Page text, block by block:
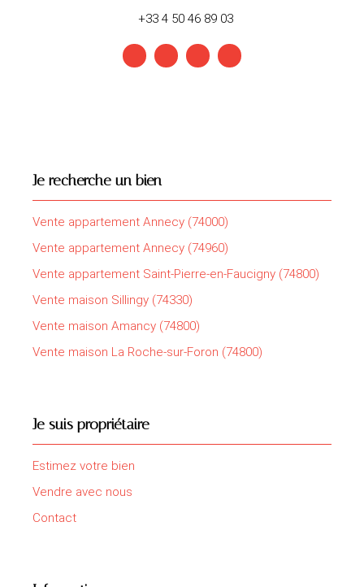
+33 4 50 46 89 03
Je recherche un bien
Vente appartement Annecy (74000)
Vente appartement Annecy (74960)
Vente appartement Saint-Pierre-en-Faucigny (74800)
Vente maison Sillingy (74330)
Vente maison Amancy (74800)
Vente maison La Roche-sur-Foron (74800)
Je suis propriétaire
Estimez votre bien
Vendre avec nous
Contact